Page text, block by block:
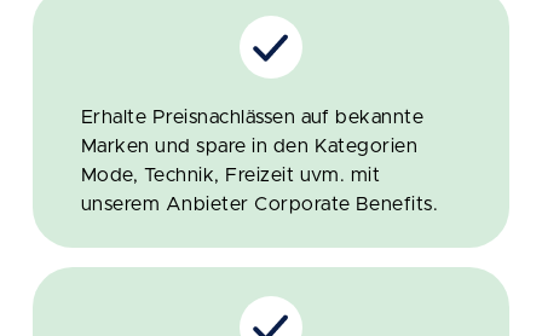
Erhalte Preisnachlässen auf bekannte
Marken und spare in den Kategorien
Mode, Technik, Freizeit uvm. mit
unserem Anbieter Corporate Benefits.